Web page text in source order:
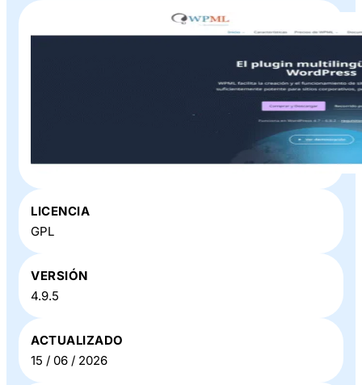
» en Baratillo
WP
LICENCIA
GPL
VERSIÓN
4.9.5
ACTUALIZADO
15 / 06 / 2026